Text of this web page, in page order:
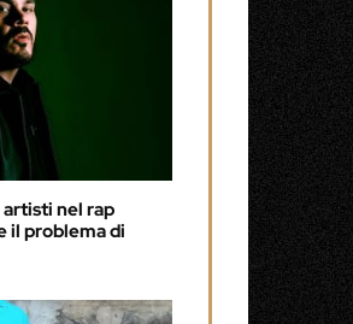
nel rap
il problema di